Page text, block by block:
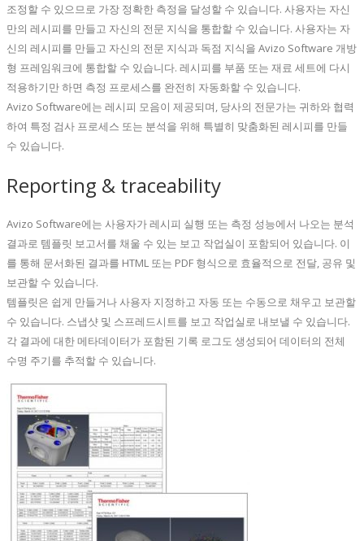
조정할 수 있으므로 가장 정확한 측정을 달성할 수 있습니다. 사용자는 자신
만의 레시피를 만들고 자신의 전문 지식을 통합할 수 있습니다. 사용자는 자
신의 레시피를 만들고 자신의 전문 지식과 독점 지식을 Avizo Software 개방
형 프레임워크에 통합할 수 있습니다. 레시피를 부품 또는 재료 세트에 다시
적용하기만 하면 측정 프로세스를 완전히 자동화할 수 있습니다.
Avizo Software에는 레시피 모음이 제공되며, 당사의 전문가는 귀하와 협력
하여 특정 검사 프로세스 또는 분석을 위해 특별히 맞춤화된 레시피를 만들
수 있습니다.
Reporting & traceability
Avizo Software에는 사용자가 레시피 실행 또는 측정 성능에서 나오는 분석
결과로 템플릿 보고서를 채울 수 있는 보고 작업실이 포함되어 있습니다. 이
를 통해 문서화된 결과를 HTML 또는 PDF 형식으로 효율적으로 전달, 공유 및
보관할 수 있습니다.
템플릿은 쉽게 만들거나 사용자 지정하고 자동 또는 수동으로 채우고 보관할
수 있습니다. 스냅샷 및 스프레드시트를 보고 작업실로 내보낼 수 있습니다.
각 결과에 대한 메타데이터가 포함된 기록 로그도 생성되어 데이터의 전체
수명 주기를 추적할 수 있습니다.